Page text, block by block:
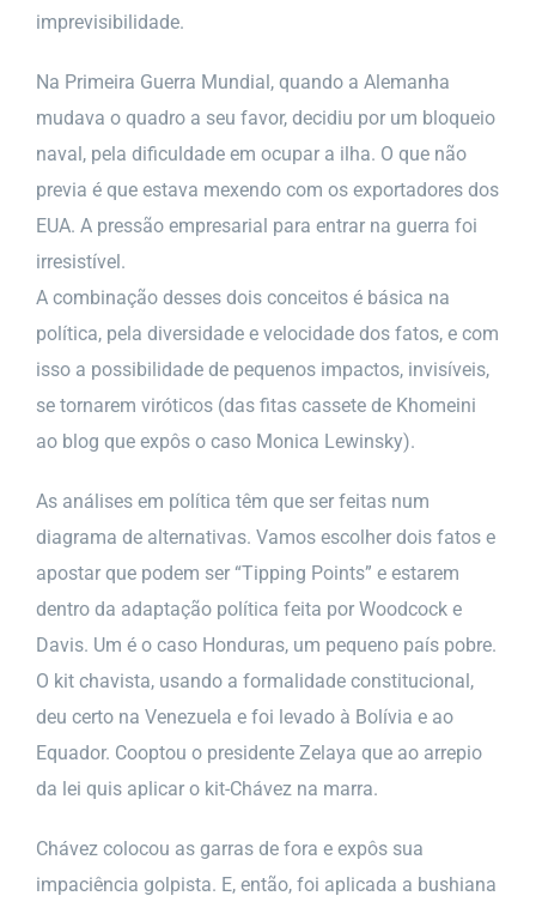
imprevisibilidade.
Na Primeira Guerra Mundial, quando a Alemanha
mudava o quadro a seu favor, decidiu por um bloqueio
naval, pela dificuldade em ocupar a ilha. O que não
previa é que estava mexendo com os exportadores dos
EUA. A pressão empresarial para entrar na guerra foi
irresistível.
A combinação desses dois conceitos é básica na
política, pela diversidade e velocidade dos fatos, e com
isso a possibilidade de pequenos impactos, invisíveis,
se tornarem viróticos (das fitas cassete de Khomeini
ao blog que expôs o caso Monica Lewinsky).
As análises em política têm que ser feitas num
diagrama de alternativas. Vamos escolher dois fatos e
apostar que podem ser “Tipping Points” e estarem
dentro da adaptação política feita por Woodcock e
Davis. Um é o caso Honduras, um pequeno país pobre.
O kit chavista, usando a formalidade constitucional,
deu certo na Venezuela e foi levado à Bolívia e ao
Equador. Cooptou o presidente Zelaya que ao arrepio
da lei quis aplicar o kit-Chávez na marra.
Chávez colocou as garras de fora e expôs sua
impaciência golpista. E, então, foi aplicada a bushiana